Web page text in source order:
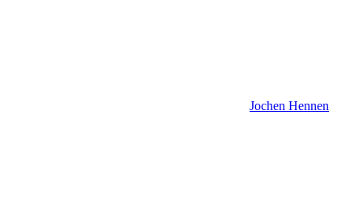
Jochen Hennen